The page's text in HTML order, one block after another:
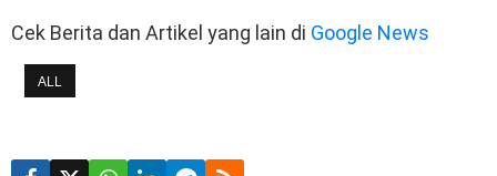
Cek Berita dan Artikel yang lain di Google News
ALL